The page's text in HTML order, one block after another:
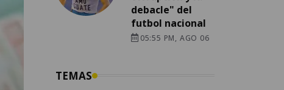
debacle" del
futbol nacional
05:55 PM, AGO 06
TEMAS